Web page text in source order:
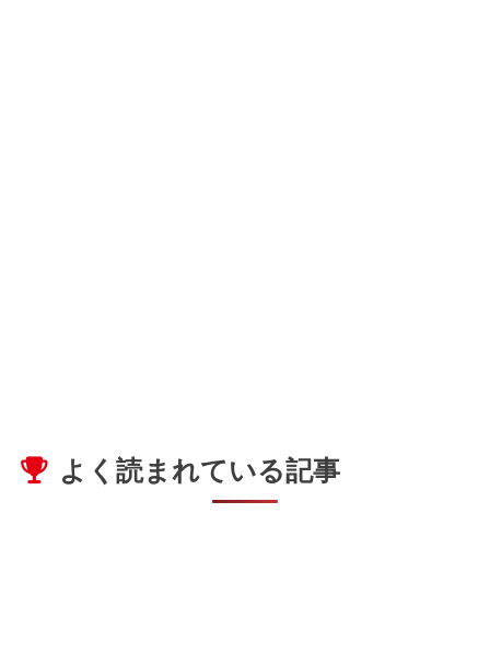
よく読まれている記事